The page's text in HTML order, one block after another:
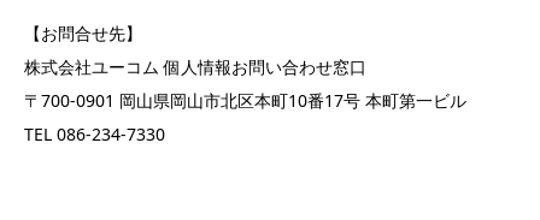
【お問合せ先】
株式会社ユーコム 個人情報お問い合わせ窓口
〒700-0901 岡山県岡山市北区本町10番17号 本町第一ビル
TEL 086-234-7330